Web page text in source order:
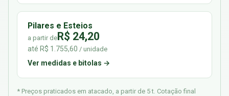
Pilares e Esteios
a partir deR$ 24,20
até R$ 1.755,60 / unidade
Ver medidas e bitolas →
* Preços praticados em atacado, a partir de 5 t. Cotação final